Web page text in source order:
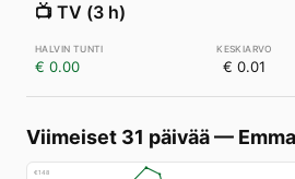
📺 TV (3 h)
€ 0.00 € 0.01
Viimeiset 31 päivää—
€148